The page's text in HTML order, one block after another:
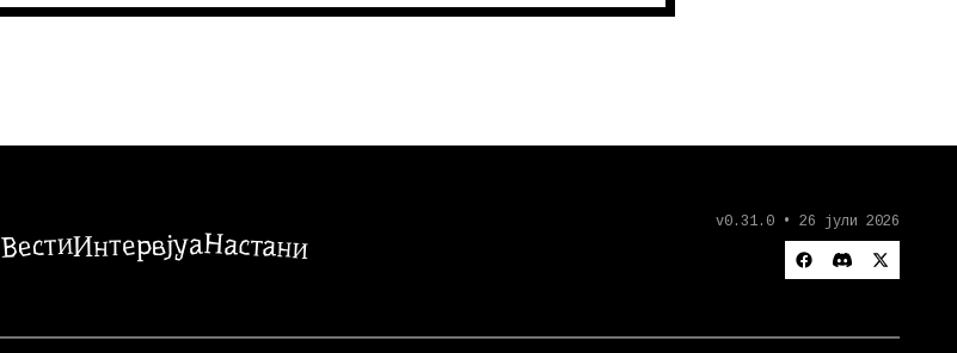
ВестиИнтервјуаНастани
v0.31.0 • 26 јули 2026